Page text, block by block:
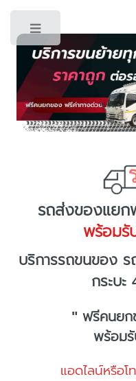
รถส่งของแยก
พร้อมรั
บริการรถขนของ
กระบ
" ฟรีคนย
พร้อมรั
แอดไลน์หรือ
Toggle